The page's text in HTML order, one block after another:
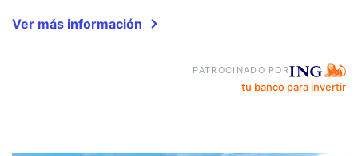
Ver más información
PATROCINADO POR
tu banco para invertir